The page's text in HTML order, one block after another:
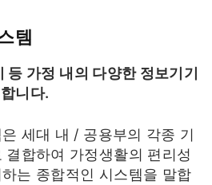
템
등 가정 내의 다양한 정보기기
니다.
세대 내 / 공용부의 각종 기
합하여 가정생활의 편리성
는 종합적인 시스템을 말합